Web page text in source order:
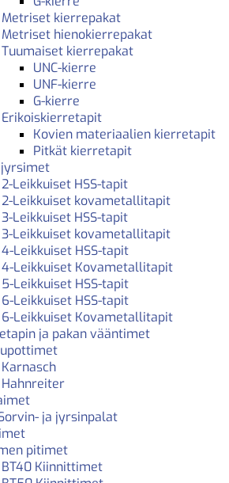
Metriset kierrepakat
Metriset hienokierrepakat
Tuumaiset kierrepakat
UNC-kierre
UNF-kierre
G-kierre
Erikoiskierretapit
Kovien materiaalien kierretapit
Pitkät kierretapit
2-Leikkuiset HSS-tapit
2-Leikkuiset kovametallitapit
3-Leikkuiset HSS-tapit
3-Leikkuiset kovametallitapit
4-Leikkuiset HSS-tapit
4-Leikkuiset Kovametallitapit
5-Leikkuiset HSS-tapit
6-Leikkuiset HSS-tapit
6-Leikkuiset Kovametallitapit
ja pakan vääntimet
Karnasch
Hahnreiter
ja jyrsinpalat
pitimet
BT40 Kiinnittimet